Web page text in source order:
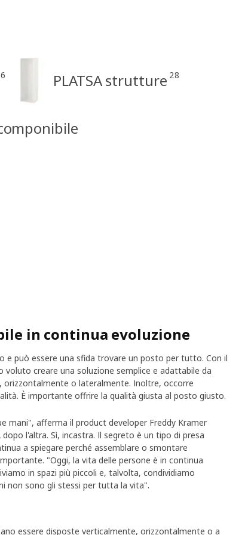
PLATSA strutture 28
in continua evoluzione
e può essere una sfida trovare un posto per tutto. Con il
voluto creare una soluzione semplice e adattabile da
orizzontalmente o lateralmente. Inoltre, occorre
È importante offrire la qualità giusta al posto giusto.
mani", afferma il product developer Freddy Kramer
l'altra. Sì, incastra. Il segreto è un tipo di presa
a spiegare perché assemblare o smontare
"Oggi, la vita delle persone è in continua
in spazi più piccoli e, talvolta, condividiamo
non sono gli stessi per tutta la vita".
essere disposte verticalmente, orizzontalmente o a